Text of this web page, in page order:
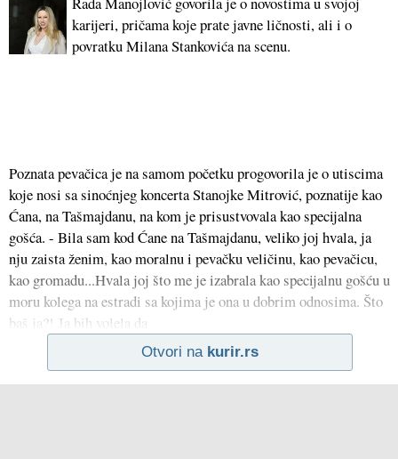
karijeri, pričama koje prate javne ličnosti, ali i o
povratku Milana Stankovića na scenu.
Poznata pevačica je na samom početku progovorila je o utiscima
koje nosi sa sinoćnjeg koncerta Stanojke Mitrović, poznatije kao
Ćana, na Tašmajdanu, na kom je prisustvovala kao specijalna
gošća. - Bila sam kod Ćane na Tašmajdanu, veliko joj hvala, ja
nju zaista ženim, kao moralnu i pevačku veličinu, kao pevačicu,
kao gromadu...Hvala joj što me je izabrala kao specijalnu gošću u
moru kolega na estradi sa kojima je ona u dobrim odnosima. Što
baš ja?! Ja bih volela da
Otvori na kurir.rs